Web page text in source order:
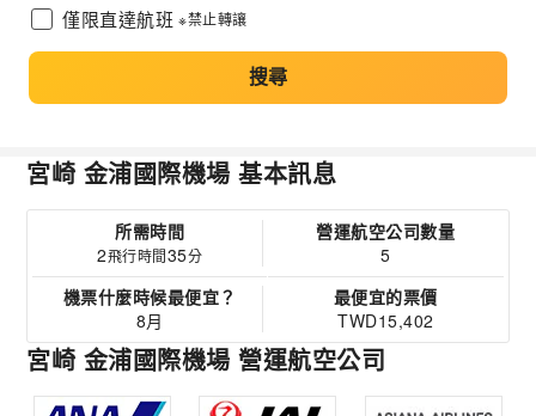
僅限直達航班 ※禁止轉讓
搜尋
宮崎 金浦國際機場 基本訊息
所需時間
2飛行時間35分
營運航空公司數量
5
機票什麼時候最便宜？
8月
最便宜的票價
TWD15,402
宮崎 金浦國際機場 營運航空公司